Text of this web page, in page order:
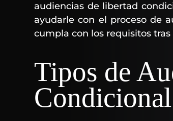
audiencias de libertad
ayudarle con el proceso de
cumpla con los requisitos tras
Tipos de
Condicional